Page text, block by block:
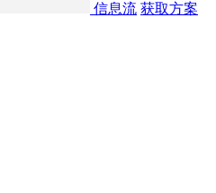
信息流 获取方案